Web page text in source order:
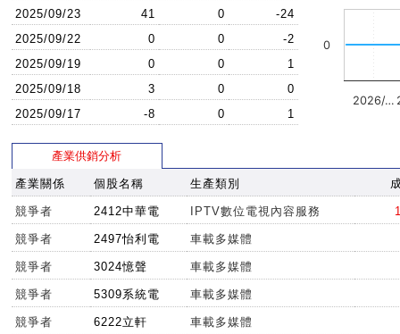
2025/09/23
41 0
-24
2025/09/22
0 0
-2
2025/09/19
0 0
1
2025/09/18
3 0
0
2025/09/17
-8 0 1
2026/…
0
產業供銷分析
產業關係 個股名稱 生產類別
競爭者 2412中華電 IPTV數位電視內容服務
競爭者 2497怡利電 車載多媒體
競爭者 3024憶聲 車載多媒體
競爭者 5309系統電 車載多媒體
競爭者 6222立軒 車載多媒體